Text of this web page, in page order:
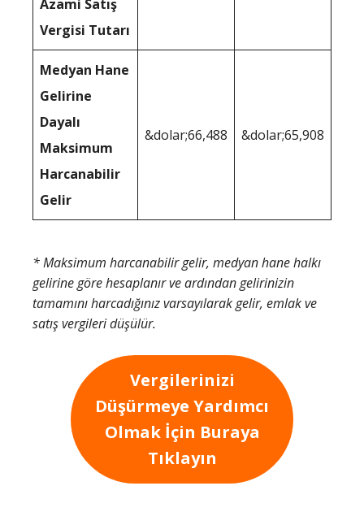
Azami Satış
Vergisi Tutarı
Medyan Hane
Gelirine
Dayalı
Maksimum
Harcanabilir
Gelir
&dolar;66,488 &dolar;65,908
* Maksimum harcanabilir gelir, medyan hane halkı
gelirine göre hesaplanır ve ardından gelirinizin
tamamını harcadığınız varsayılarak gelir, emlak ve
satış vergileri düşülür.
Vergilerinizi
Düşürmeye Yardımcı
Olmak İçin Buraya
Tıklayın